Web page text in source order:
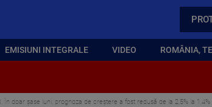
EMISIUNI INTEGRALE VIDEO ROMÂNIA,
doar șase luni, prognoza de creștere a fost redusă de la 2,5% la 1,4%